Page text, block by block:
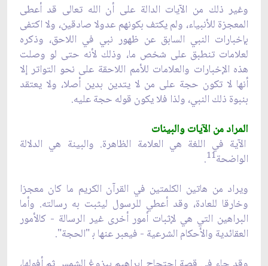
وغير ذلك من الآيات الدالة على أن الله تعالى قد أعطى
المعجزة للأنبياء، ولم يكتف بكونهم عدولا صادقين، ولا اكتفى
بإخبارات النبي السابق عن ظهور نبي في اللاحق، وذكره
لعلامات تنطبق على شخص ما، وذلك لأنه حتى لو وصلت
هذه الإخبارات والعلامات للأمم اللاحقة على نحو التواتر إلا
أنها لا تكون حجة على من لا يتدين بدين أصلا، ولا يعتقد
بنبوة ذلك النبي، ولذا فلا يكون قوله حجة عليه.
المراد من الآيات والبينات
الآية في اللغة هي العلامة الظاهرة. والبينة هي الدلالة
الواضحة11
.
ويراد من هاتين الكلمتين في القرآن الكريم ما كان معجزا
وخارقا للعادة، وقد أعطي للرسول ليثبت به رسالته. وأما
البراهين التي هي لإثبات أمور أخرى غير الرسالة - كالأمور
العقائدية والأحكام الشرعية - فيعبر عنها ب‍ "الحجة".